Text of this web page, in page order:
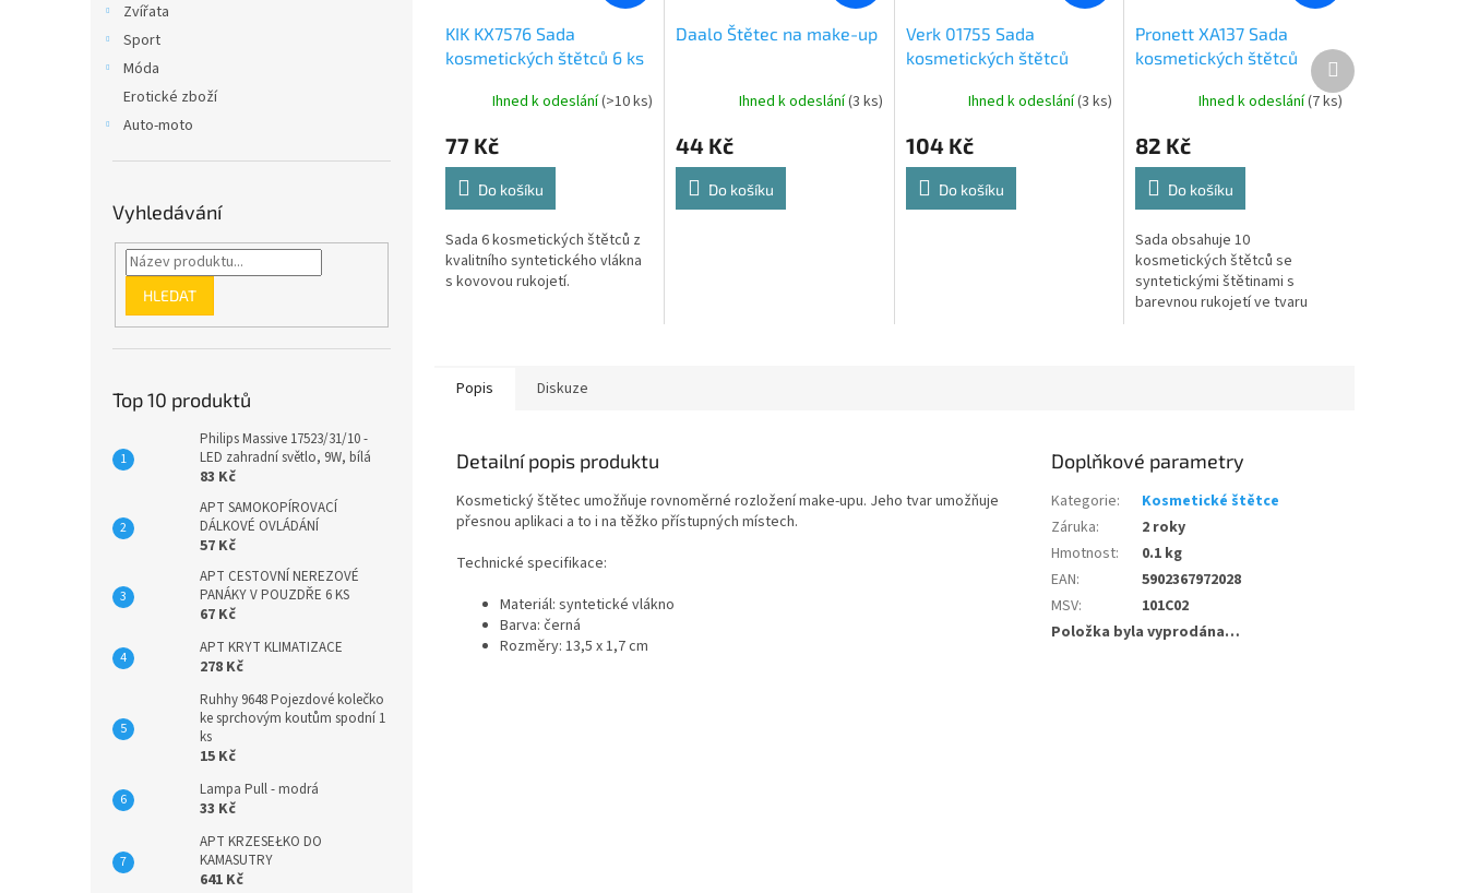
Zvířata
Sport
Móda
Erotické zboží
Auto-moto
Vyhledávání
HLEDAT
Top 10 produktů
Philips Massive 17523/31/10 -
LED zahradní světlo, 9W, bílá
83 Kč
APT SAMOKOPÍROVACÍ
DÁLKOVÉ OVLÁDÁNÍ
57 Kč
APT CESTOVNÍ NEREZOVÉ
PANÁKY V POUZDŘE 6 KS
67 Kč
APT KRYT KLIMATIZACE
278 Kč
Ruhhy 9648 Pojezdové kolečko
ke sprchovým koutům spodní 1
ks
15 Kč
Lampa Pull - modrá
33 Kč
APT KRZESEŁKO DO
KAMASUTRY
641 Kč
KIK KX7576 Sada
kosmetických štětců 6 ks
Ihned k odeslání(>10 ks)
77 Kč
Do košíku
Sada 6 kosmetických štětců z
kvalitního syntetického vlákna
s kovovou rukojetí.
Daalo Štětec na make-up
Ihned k odeslání(3 ks)
44 Kč
Do košíku
Verk 01755 Sada
kosmetických štětců
Ihned k odeslání(3 ks)
104 Kč
Do košíku
Pronett XA137 Sada
kosmetických štětců
Mermaid 10 ks v pouzdře
Ihned k odeslání(7 ks)
82 Kč
Do košíku
Sada obsahuje 10
kosmetických štětců se
syntetickými štětinami s
barevnou rukojetí ve tvaru
Další
produkt
Popis Diskuze
Detailní popis produktu
Kosmetický štětec umožňuje rovnoměrné rozložení make-upu. Jeho tvar umožňuje
přesnou aplikaci a to i na těžko přístupných místech.
Technické specifikace:
Materiál: syntetické vlákno
Barva: černá
Rozměry: 13,5 x 1,7 cm
Doplňkové parametry
Kategorie:
Kosmetické štětce
Záruka:
2 roky
Hmotnost:
0.1 kg
EAN:
5902367972028
MSV:
101C02
Položka byla vyprodána…